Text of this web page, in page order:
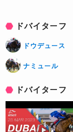
ドバイター
ドウデュース
ナミュール
ドバイター